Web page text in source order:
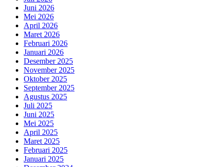
Juni 2026
Mei 2026
April 2026
Maret 2026
Februari 2026
Januari 2026
Desember 2025
November 2025
Oktober 2025
September 2025
Agustus 2025
Juli 2025
Juni 2025
Mei 2025
April 2025
Maret 2025
Februari 2025
Januari 2025